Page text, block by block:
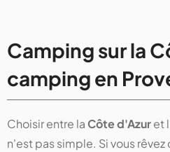
Camping sur la
camping en
Choisir entre la Côte d'Azuret
n'est pas simple. Si vous